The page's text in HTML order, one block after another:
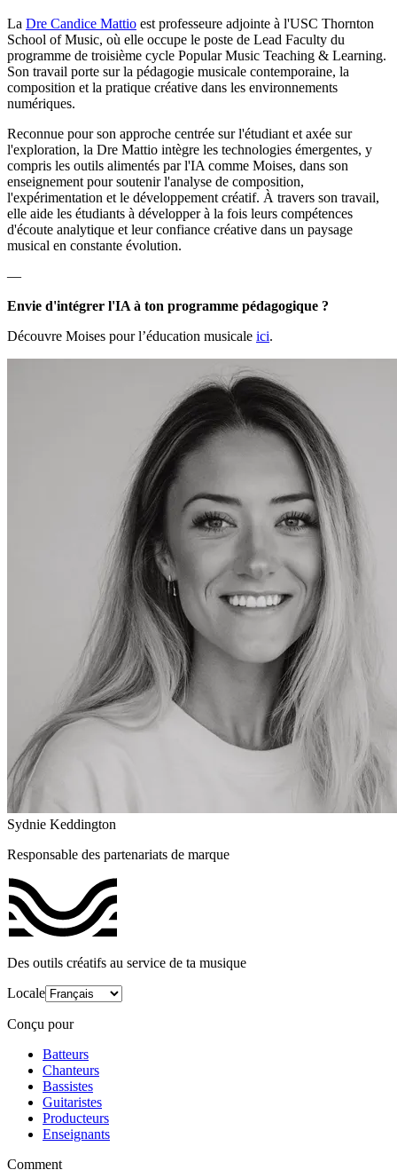
La Dre Candice Mattio est professeure adjointe à l'USC Thornton
School of Music, où elle occupe le poste de Lead Faculty du
programme de troisième cycle Popular Music Teaching & Learning.
Son travail porte sur la pédagogie musicale contemporaine, la
composition et la pratique créative dans les environnements
numériques.
Reconnue pour son approche centrée sur l'étudiant et axée sur
l'exploration, la Dre Mattio intègre les technologies émergentes, y
compris les outils alimentés par l'IA comme Moises, dans son
enseignement pour soutenir l'analyse de composition,
l'expérimentation et le développement créatif. À travers son travail,
elle aide les étudiants à développer à la fois leurs compétences
d'écoute analytique et leur confiance créative dans un paysage
musical en constante évolution.
—
Envie d'intégrer l'IA à ton programme pédagogique ?
Découvre Moises pour l’éducation musicale ici.
Sydnie Keddington
Responsable des partenariats de marque
Des outils créatifs au service de ta musique
Locale
Conçu pour
Batteurs
Chanteurs
Bassistes
Guitaristes
Producteurs
Enseignants
Comment